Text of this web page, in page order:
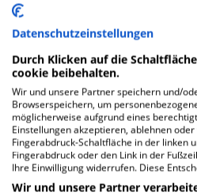
FAQ
Hier ﬁnden Sie häuﬁg gestellte
Wie lautet die Adresse
Am Vogelsang 4
79618 Rheinfelden
Datenschutzeinstellungen
Durch Klicken auf die
cookie beibehalten.
Wir und unsere Partner speichern und/
Browserspeichern, um
möglicherweise aufgrund eines
Einstellungen akzeptieren, ablehnen
Fingerabdruck-Schaltfläche in der linken
Fingerabdruck oder den Link in der
Ihre Einwilligung widerrufen. Diese
Wir und unsere Partner